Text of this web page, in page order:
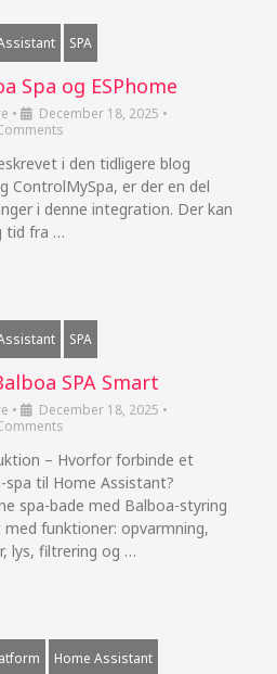
SPA
Spa og ESPhome
• December 18, 2025 •
i den tidligere blog
ControlMySpa, er der en del
i denne integration. Der kan
tid fra …
SPA
SPA Smart
• December 18, 2025 •
– Hvorfor forbinde et
spa til Home Assistant?
spa-bade med Balboa-styring
funktioner: opvarmning,
lys, filtrering og …
Home Assistant